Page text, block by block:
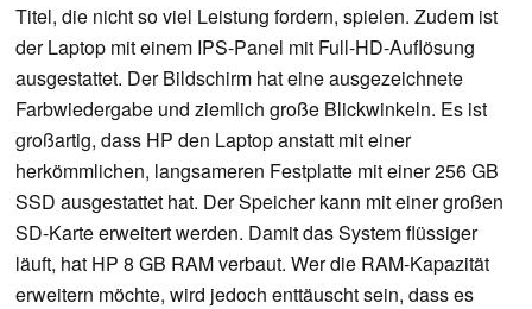
Titel, die nicht so viel Leistung fordern, spielen. Zudem ist
der Laptop mit einem IPS-Panel mit Full-HD-Auflösung
ausgestattet. Der Bildschirm hat eine ausgezeichnete
Farbwiedergabe und ziemlich große Blickwinkeln. Es ist
großartig, dass HP den Laptop anstatt mit einer
herkömmlichen, langsameren Festplatte mit einer 256 GB
SSD ausgestattet hat. Der Speicher kann mit einer großen
SD-Karte erweitert werden. Damit das System flüssiger
läuft, hat HP 8 GB RAM verbaut. Wer die RAM-Kapazität
erweitern möchte, wird jedoch enttäuscht sein, dass es